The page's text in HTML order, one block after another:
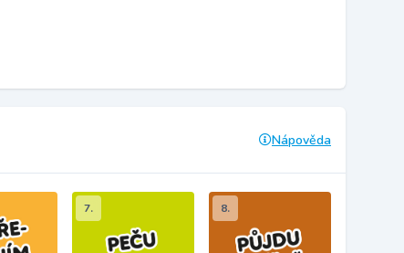
Nápověda
7. 8.